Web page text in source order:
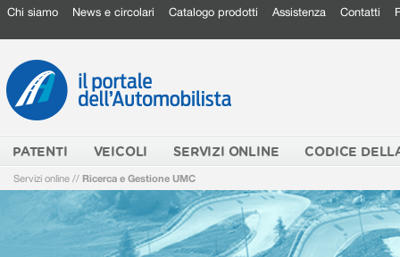
Chi siamo News e circolari Catalogo prodotti Assistenza Contatti
PATENTI VEICOLI SERVIZI ONLINE CODICE
Servizi online // Ricerca e Gestione UMC